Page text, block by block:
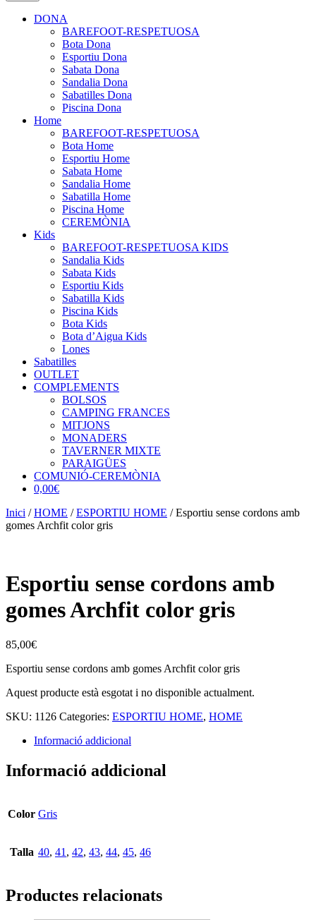
DONA
BAREFOOT-RESPETUOSA
Bota Dona
Esportiu Dona
Sabata Dona
Sandalia Dona
Sabatilles Dona
Piscina Dona
Home
BAREFOOT-RESPETUOSA
Bota Home
Esportiu Home
Sabata Home
Sandalia Home
Sabatilla Home
Piscina Home
CEREMÒNIA
Kids
BAREFOOT-RESPETUOSA KIDS
Sandalia Kids
Sabata Kids
Esportiu Kids
Sabatilla Kids
Piscina Kids
Bota Kids
Bota d’Aigua Kids
Lones
Sabatilles
OUTLET
COMPLEMENTS
BOLSOS
CAMPING FRANCES
MITJONS
MONADERS
TAVERNER MIXTE
PARAIGÜES
COMUNIÓ-CEREMÒNIA
0,00€
Inici /HOME /ESPORTIU HOME / Esportiu sense cordons amb
gomes Archfit color gris
Esportiu sense cordons amb
gomes Archfit color gris
85,00€
Esportiu sense cordons amb gomes Archfit color gris
Aquest producte està esgotat i no disponible actualment.
SKU: 1126 Categories: ESPORTIU HOME, HOME
Informació addicional
Informació addicional
Color Gris
Talla 40, 41 , 42, 43, 44, 45, 46
Productes relacionats